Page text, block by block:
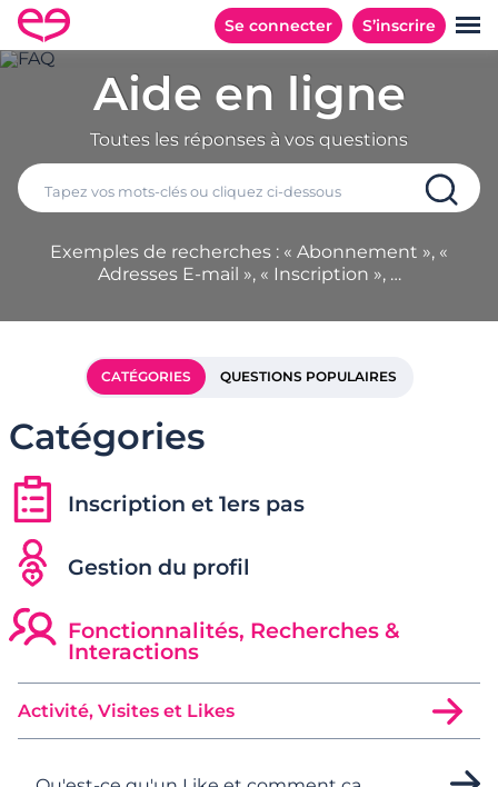
Se connecter S’inscrire
Aide en ligne
Toutes les réponses à vos questions
Exemples de recherches : « Abonnement », «
Adresses E-mail », « Inscription », …
CATÉGORIES QUESTIONS POPULAIRES
Catégories
Inscription et 1ers pas
Gestion du profil
Fonctionnalités, Recherches &
Interactions
Activité, Visites et Likes